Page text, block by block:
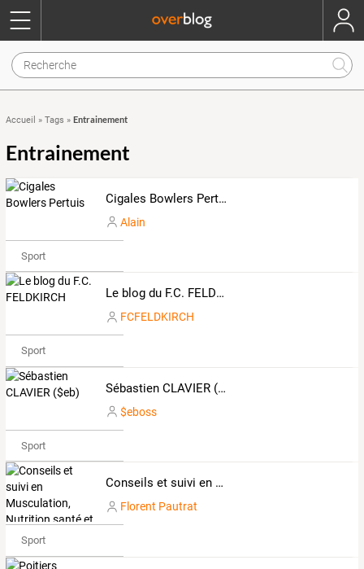
Accueil » Tags » Entrainement
Entrainement
Cigales Bowlers Pertuis
Alain
Sport
Le blog du F.C. FELDKIRCH
FCFELDKIRCH
Sport
Sébastien CLAVIER ($eb)
$eboss
Sport
Conseils et suivi en Musculation, Nutrition santé et de performance
Florent Pautrat
Sport